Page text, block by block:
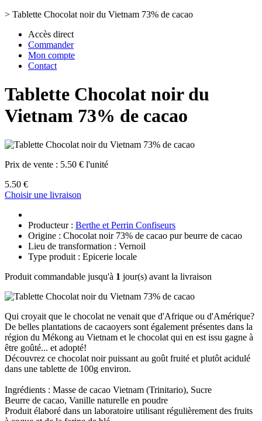
> Tablette Chocolat noir du Vietnam 73% de cacao
Accès direct
Commander
Mon compte
Contact
Tablette Chocolat noir du
Vietnam 73% de cacao
Prix de vente : 5.50 € l'unité
5.50 €
Choisir une livraison
Producteur : Berthe et Perrin Confiseurs
Origine : Chocolat noir 73% de cacao pur beurre de cacao
Lieu de transformation : Vernoil
Type produit : Epicerie locale
Produit commandable jusqu'à 1 jour(s) avant la livraison
Qui croyait que le chocolat ne venait que d'Afrique ou d'Amérique?
De belles plantations de cacaoyers sont également présentes dans la
région du Mékong au Vietnam et le chocolat qui en est issu gagne à
être goûté... et adopté!
Découvrez ce chocolat noir puissant au goût fruité et plutôt acidulé
dans une tablette de 100g environ.
Ingrédients : Masse de cacao Vietnam (Trinitario), Sucre
Beurre de cacao, Vanille naturelle en poudre
Produit élaboré dans un laboratoire utilisant régulièrement des fruits